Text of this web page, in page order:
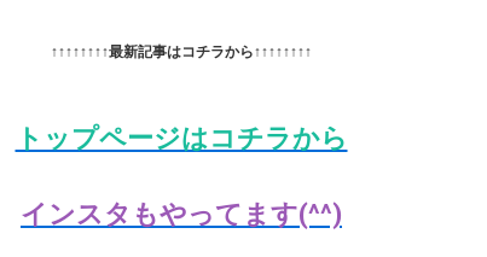
↑↑↑↑↑↑↑↑最新記事はコチラから↑↑↑↑↑↑↑↑
トップページはコチラから
インスタもやってます(^^)